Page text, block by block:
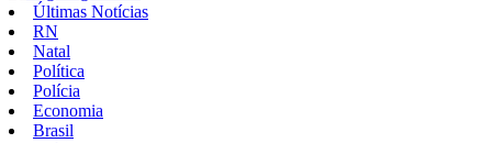
Últimas Notícias
RN
Natal
Política
Polícia
Economia
Brasil